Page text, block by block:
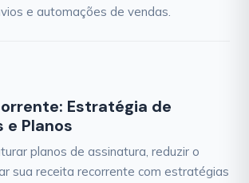
e automações de vendas.
Estratégia de
e Planos
planos de assinatura, reduzir o
sua receita recorrente com estratégias